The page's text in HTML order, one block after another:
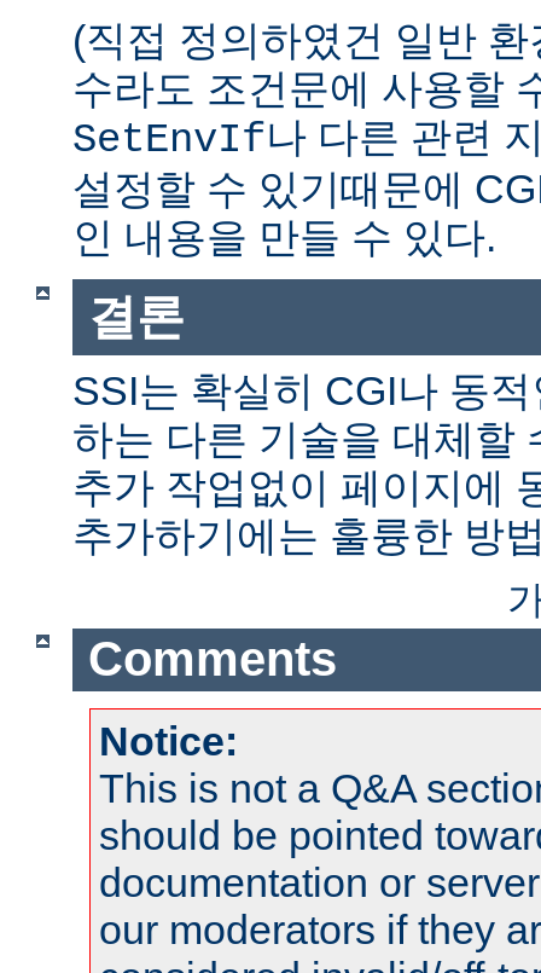
(직접 정의하였건 일반
수라도 조건문에 사용할
SetEnvIf나 다른 관련
설정할 수 있기때문에
인 내용을 만들 수 있다.
결론
SSI는 확실히 CGI나 동
하는 다른 기술을 대체할
추가 작업없이 페이지에
추가하기에는 훌륭한 방
Comments
Notice:
This is not a Q&A
should be pointed
documentation or
our moderators if they